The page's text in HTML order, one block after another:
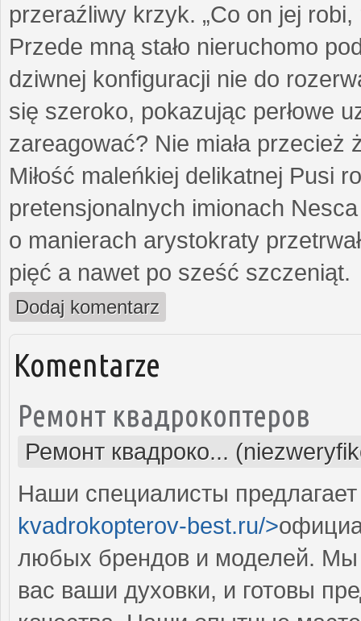
przeraźliwy krzyk. „Co on jej
Przede mną stało nieruchomo
dziwnej konfiguracji nie do
się szeroko, pokazując perłowe
zareagować? Nie miała przecież
Miłość maleńkiej delikatnej Pusi
pretensjonalnych imionach
o manierach arystokraty
pięć a nawet po sześć szczeniąt.
Dodaj komentarz
Komentarze
Ремонт квадрокоптеров
Ремонт квадроко...
Наши специалисты
kvadrokopterov-best.ru/>
любых брендов и моделей. Мы
вас ваши духовки, и готовы